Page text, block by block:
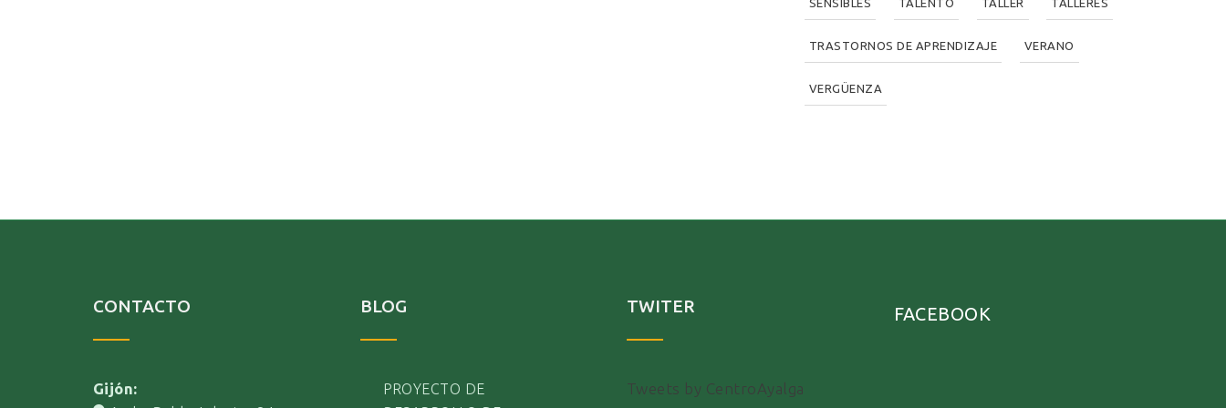
SENSIBLES TALENTO TALLER TALLERES
TRASTORNOS DE APRENDIZAJE VERANO
VERGÜENZA
CONTACTO
Gijón:
BLOG
PROYECTO DE
TWITER
Tweets by CentroAyalga
FACEBOOK